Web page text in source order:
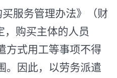
服务管理办法》（财
，购买主体的人员
方式用工等事项不得
。因此，以劳务派遣